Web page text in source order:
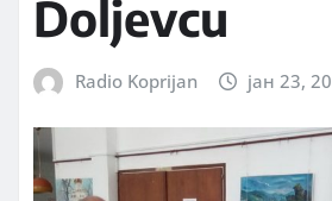
Doljevcu
Radio Koprijan јан 23,